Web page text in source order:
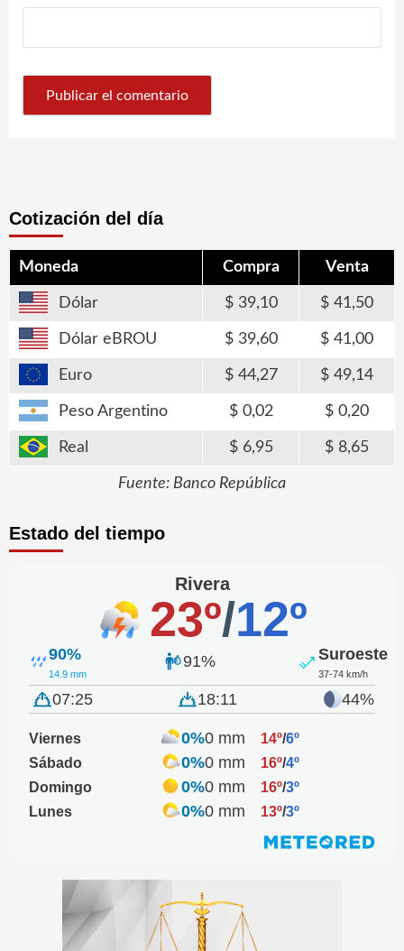
Cotización del día
Moneda Compra Venta
Dólar 39,10 41,50
Dólar eBROU 39,60 41,00
Euro 44,27 49,14
Peso Argentino 0,02 0,20
Real 6,95 8,65
Fuente: Banco República
Estado del tiempo
Rivera
23º/12º
90%
14.9 mm
91% Suroeste
37-74 km/h
07:25 18:11 44%
Viernes 0%0 mm 14º/6º
Sábado
0%0 mm 16º/4º
Domingo
0%0 mm 16º/3º
Lunes
0%0 mm 13º/3º